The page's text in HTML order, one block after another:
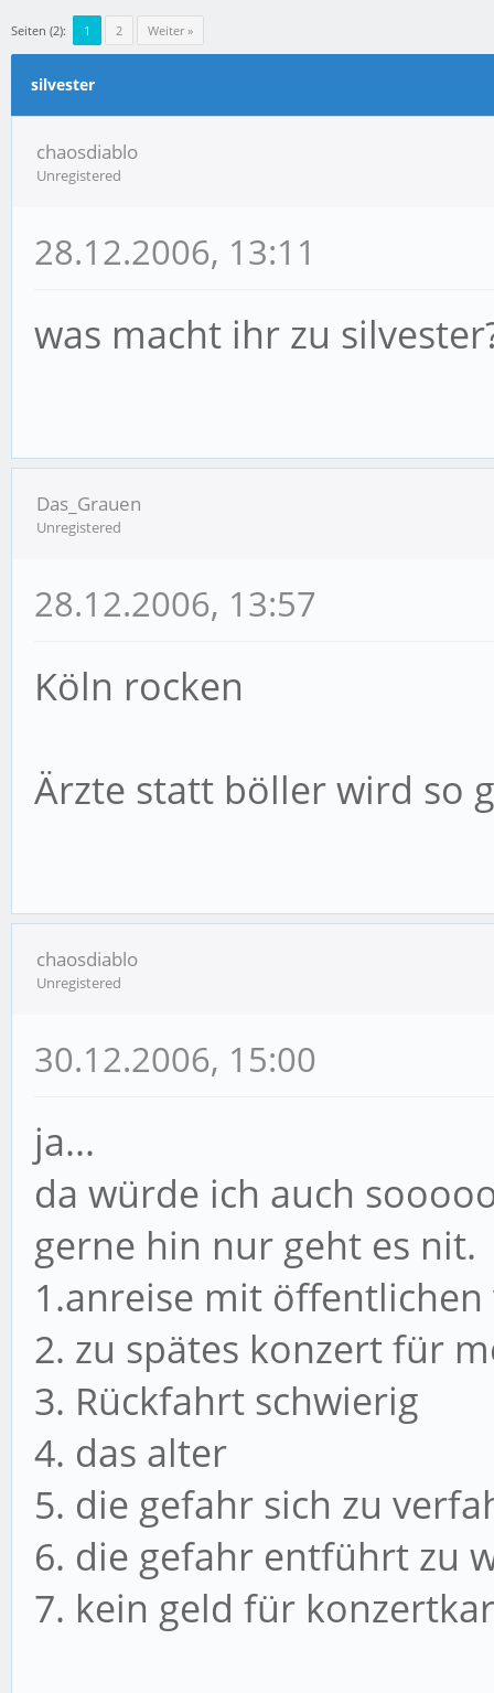
Seiten (2): 1 2 Weiter »
silvester
chaosdiablo
Unregistered
28.12.2006, 13:11
was macht ihr zu
Das_Grauen
Unregistered
28.12.2006, 13:57
Köln rocken
Ärzte statt böller wird so
chaosdiablo
Unregistered
30.12.2006, 15:00
ja...
da würde ich auch
gerne hin nur geht es nit.
1.anreise mit
2. zu spätes konzert für
3. Rückfahrt schwierig
4. das alter
5. die gefahr sich zu
6. die gefahr entführt zu
7. kein geld für